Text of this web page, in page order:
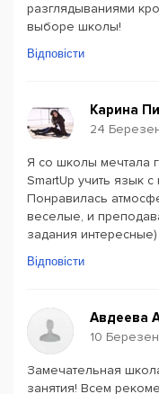
разглядываниями
выборе школы!
Відповісти
Карина
24
Я со школы мечтала
SmartUp учить язык
Понравилась
веселые, и
задания интересные)
Відповісти
Авдеева
10
Замечательная
занятия! Всем